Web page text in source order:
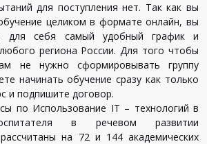
для поступления нет. Так как вы
целиком в формате онлайн, вы
для себя самый удобный график и
региона России. Для того чтобы
не нужно сформировывать группу
начинать обучение сразу как только
и подпишите договор.
по Использование IT – технологий в
в речевом развитии
на 72 и 144 академических